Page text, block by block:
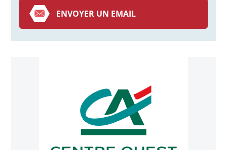
ENVOYER UN EMAIL